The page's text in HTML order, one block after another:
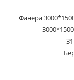
Фанера